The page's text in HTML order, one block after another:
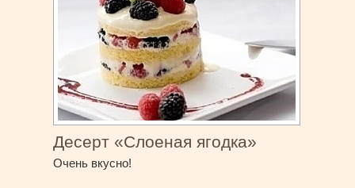
Десерт «Слоеная ягодка»
Очень вкусно!